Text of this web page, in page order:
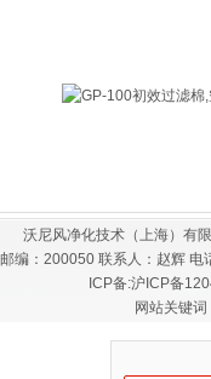
沃尼风净化技术（上海）有
邮编：200050 联系人：赵辉
ICP备:沪ICP备
网站关键